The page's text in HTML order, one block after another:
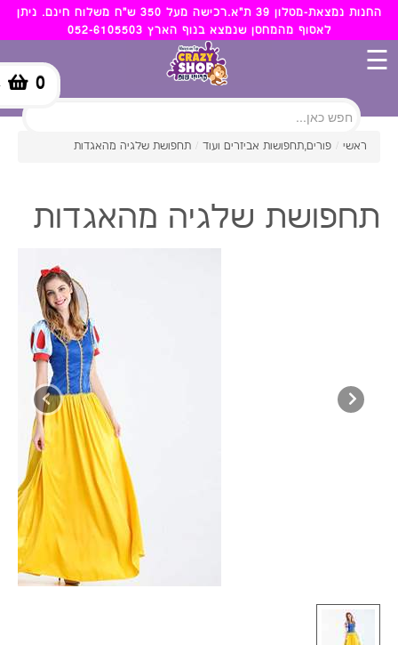
החנות נמצאת-מטלון 39 ת"א.רכישה מעל 350 ש"ח משלוח חינם. ניתן
לאסוף מהמחסן שנמצא בנוף הארץ 052-6105503
0
☰
ראשי / פורים,תחפושות אביזרים ועוד / תחפושת שלגיה מהאגדות
תחפושת שלגיה מהאגדות